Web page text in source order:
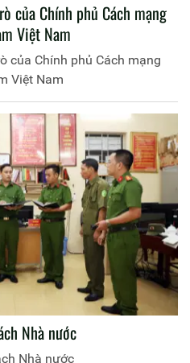
của Chính phủ Cách mạng
Việt Nam
của Chính phủ Cách mạng
Việt Nam
Nhà nước
Nhà nước